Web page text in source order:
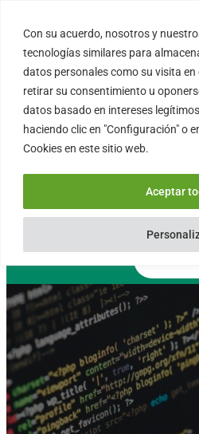
Con su acuerdo, nosotros y
tecnologías similares para
datos personales como su visita en
retirar su consentimiento u
datos basado en intereses
haciendo clic en "Configuración" o
Cookies en este sitio web.
Aceptar
contenido
08004 –
Cataluña –
0034 – 644 79
Lun – Vie 9:00